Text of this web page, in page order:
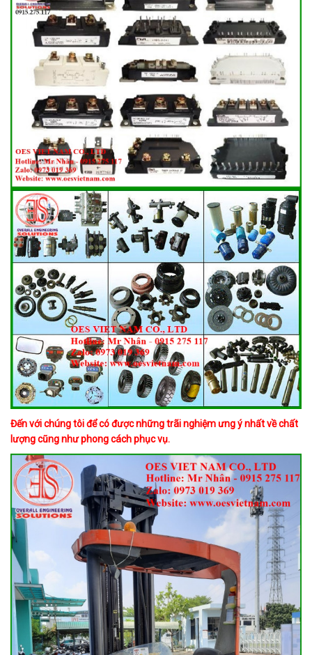
Đến với chúng tôi để có được những trãi nghiệm ưng ý nhất về chất
lượng cũng như phong cách phục vụ.